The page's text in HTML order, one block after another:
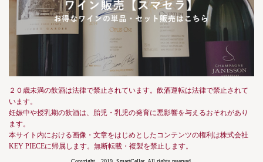
２０歳未満の飲酒は法律で禁止されています。飲酒運転は法律で禁止されて
います。
妊娠中や授乳期の飲酒は、胎児・乳児の発育に悪影響を与えるおそれがあり
ます。
本サイト内における画像・文章をはじめとしたコンテンツの権利は株式会社
KEY PIECEに帰属します。無断転載・複製を禁止します。